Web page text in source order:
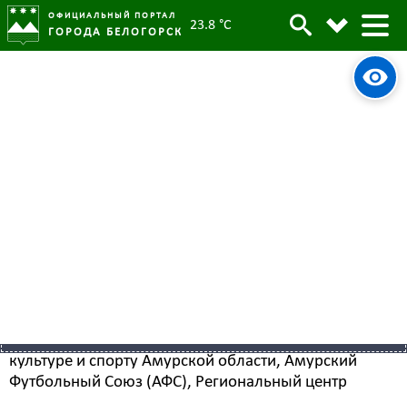
ОФИЦИАЛЬНЫЙ ПОРТАЛ
ГОРОДА БЕЛОГОРСК 23.8 °C
Организаторы: министерство по физической
культуре и спорту Амурской области, Амурский
Футбольный Союз (АФС), Региональный центр